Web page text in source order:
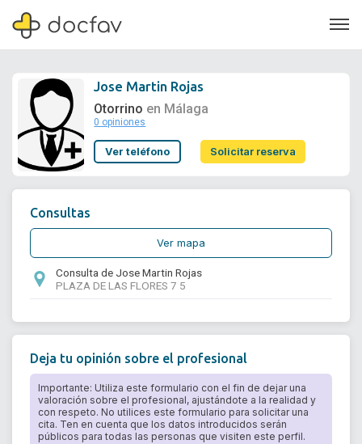
Soporte
Jose Martin Rojas
Otorrino en Málaga
0 opiniones
Ver teléfono Solicitar reserva
Consultas
Ver mapa
Consulta de Jose Martin Rojas
PLAZA DE LAS FLORES 7 5
Deja tu opinión sobre el profesional
Importante: Utiliza este formulario con el fin de dejar una
valoración sobre el profesional, ajustándote a la realidad y
con respeto. No utilices este formulario para solicitar una
cita. Ten en cuenta que los datos introducidos serán
públicos para todas las personas que visiten este perfil.